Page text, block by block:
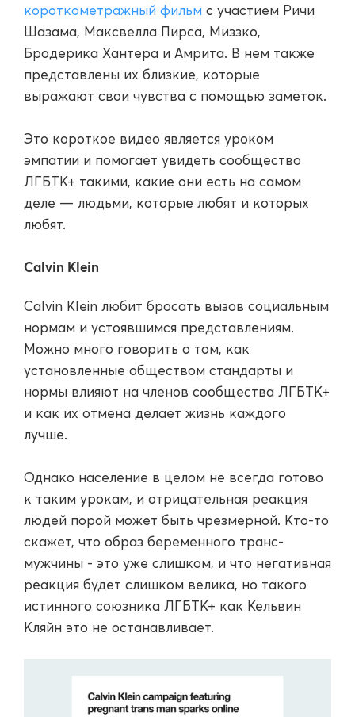
короткометражный фильм с участием Ричи
Шазама, Максвелла Пирса, Миззко,
Бродерика Хантера и Амрита. В нем также
представлены их близкие, которые
выражают свои чувства с помощью заметок.
Это короткое видео является уроком
эмпатии и помогает увидеть сообщество
ЛГБТК+ такими, какие они есть на самом
деле — людьми, которые любят и которых
любят.
Calvin Klein
Calvin Klein любит бросать вызов социальным
нормам и устоявшимся представлениям.
Можно много говорить о том, как
установленные обществом стандарты и
нормы влияют на членов сообщества ЛГБТК+
и как их отмена делает жизнь каждого
лучше.
Однако население в целом не всегда готово
к таким урокам, и отрицательная реакция
людей порой может быть чрезмерной. Кто-то
скажет, что образ беременного транс-
мужчины - это уже слишком, и что негативная
реакция будет слишком велика, но такого
истинного союзника ЛГБТК+ как Кельвин
Кляйн это не останавливает.